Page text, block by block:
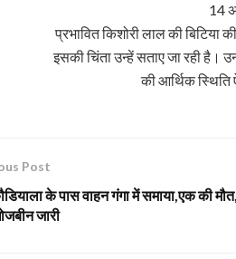
14
प्रभावित किशोरी लाल की
इसकी चिंता उन्हें सताए जा रही है।
की आर्थिक स्थिति
Post
के पास वाहन गंगा में समाया,एक की
जारी